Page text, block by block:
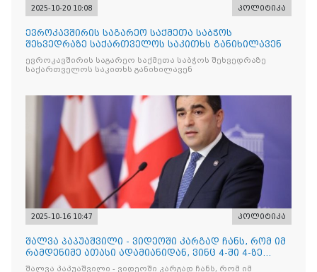
2025-10-20 10:08 პოლიტიკა
ევროკავშირის საგარეო საქმეთა საბჭოს
შეხვედრაზე საქართველოს საკითხს განიხილავენ
ევროკავშირის საგარეო საქმეთა საბჭოს შეხვედრაზე
საქართველოს საკითხს განიხილავენ
2025-10-16 10:47 პოლიტიკა
შალვა პაპუაშვილი - ვიდეოში კარგად ჩანს, რომ იმ
რამდენიმე ათასი ადამიანიდან, ვინც 4-ში 4-ზე
შეიკრიბა,
შალვა პაპუაშვილი - ვიდეოში კარგად ჩანს, რომ იმ